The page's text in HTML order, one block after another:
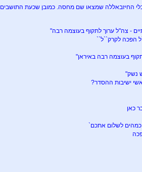
החיזבאללה שמצאו שם מחסה. כמובן שכעת התושבים
- צה"ל ערוך לתקוף בעוצמה רבה"
הפכה לקרק``ל``
בעוצמה רבה באיראן"
נשק"
ישיבות ההסדר?
כאן
כמהים לשלום אתכם`